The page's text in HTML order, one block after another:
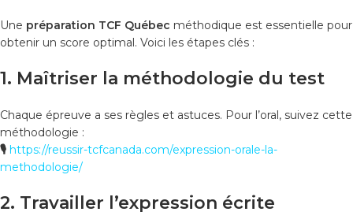
Une préparation TCF Québec méthodique est essentielle pour
obtenir un score optimal. Voici les étapes clés :
1. Maîtriser la méthodologie du test
Chaque épreuve a ses règles et astuces. Pour l’oral, suivez cette
méthodologie :
🎙️ https://reussir-tcfcanada.com/expression-orale-la-
methodologie/
2. Travailler l’expression écrite